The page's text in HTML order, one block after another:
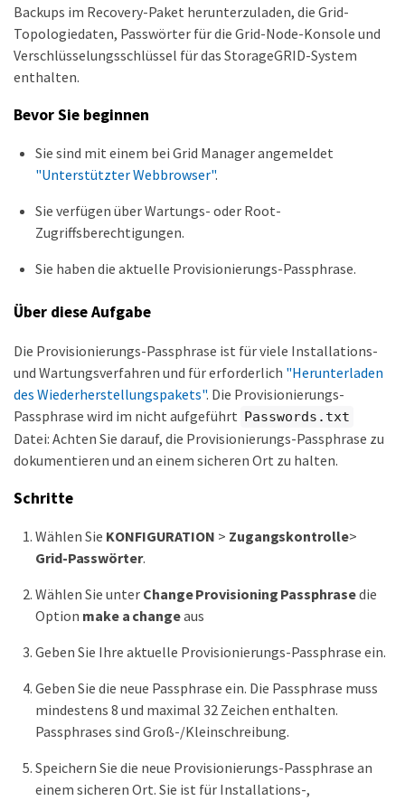
Backups im Recovery-Paket herunterzuladen, die Grid-
Topologiedaten, Passwörter für die Grid-Node-Konsole und
Verschlüsselungsschlüssel für das StorageGRID-System
enthalten.
Bevor Sie beginnen
Sie sind mit einem bei Grid Manager angemeldet
"Unterstützter Webbrowser".
Sie verfügen über Wartungs- oder Root-
Zugriffsberechtigungen.
Sie haben die aktuelle Provisionierungs-Passphrase.
Über diese Aufgabe
Die Provisionierungs-Passphrase ist für viele Installations-
und Wartungsverfahren und für erforderlich "Herunterladen
des Wiederherstellungspakets". Die Provisionierungs-
Passphrase wird im nicht aufgeführt Passwords.txt
Datei: Achten Sie darauf, die Provisionierungs-Passphrase zu
dokumentieren und an einem sicheren Ort zu halten.
Schritte
Wählen Sie KONFIGURATION > Zugangskontrolle>
Grid-Passwörter.
Wählen Sie unter Change Provisioning Passphrasedie
Option make a changeaus
Geben Sie Ihre aktuelle Provisionierungs-Passphrase ein.
Geben Sie die neue Passphrase ein. Die Passphrase muss
mindestens 8 und maximal 32 Zeichen enthalten.
Passphrases sind Groß-/Kleinschreibung.
Speichern Sie die neue Provisionierungs-Passphrase an
einem sicheren Ort. Sie ist für Installations-,